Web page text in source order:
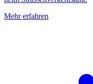
Mehr erfahren